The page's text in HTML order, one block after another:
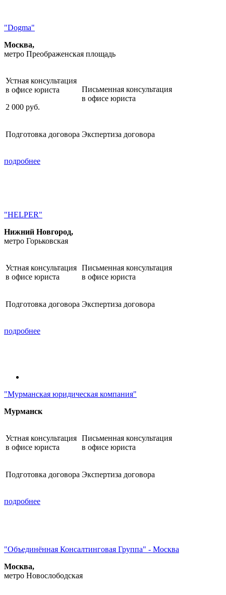
"Dogma"
Москва,
метро Преображенская площадь
Устная консультация
в офисе юриста
2 000 руб.
Письменная консультация
в офисе юриста
Подготовка договора Экспертиза договора
подробнее
"HELPER"
Нижний Новгород,
метро Горьковская
Устная консультация
в офисе юриста
Письменная консультация
в офисе юриста
Подготовка договора Экспертиза договора
подробнее
"Мурманская юридическая компания"
Мурманск
Устная консультация
в офисе юриста
Письменная консультация
в офисе юриста
Подготовка договора Экспертиза договора
подробнее
"Объединённая Консалтинговая Группа" - Москва
Москва,
метро Новослободская